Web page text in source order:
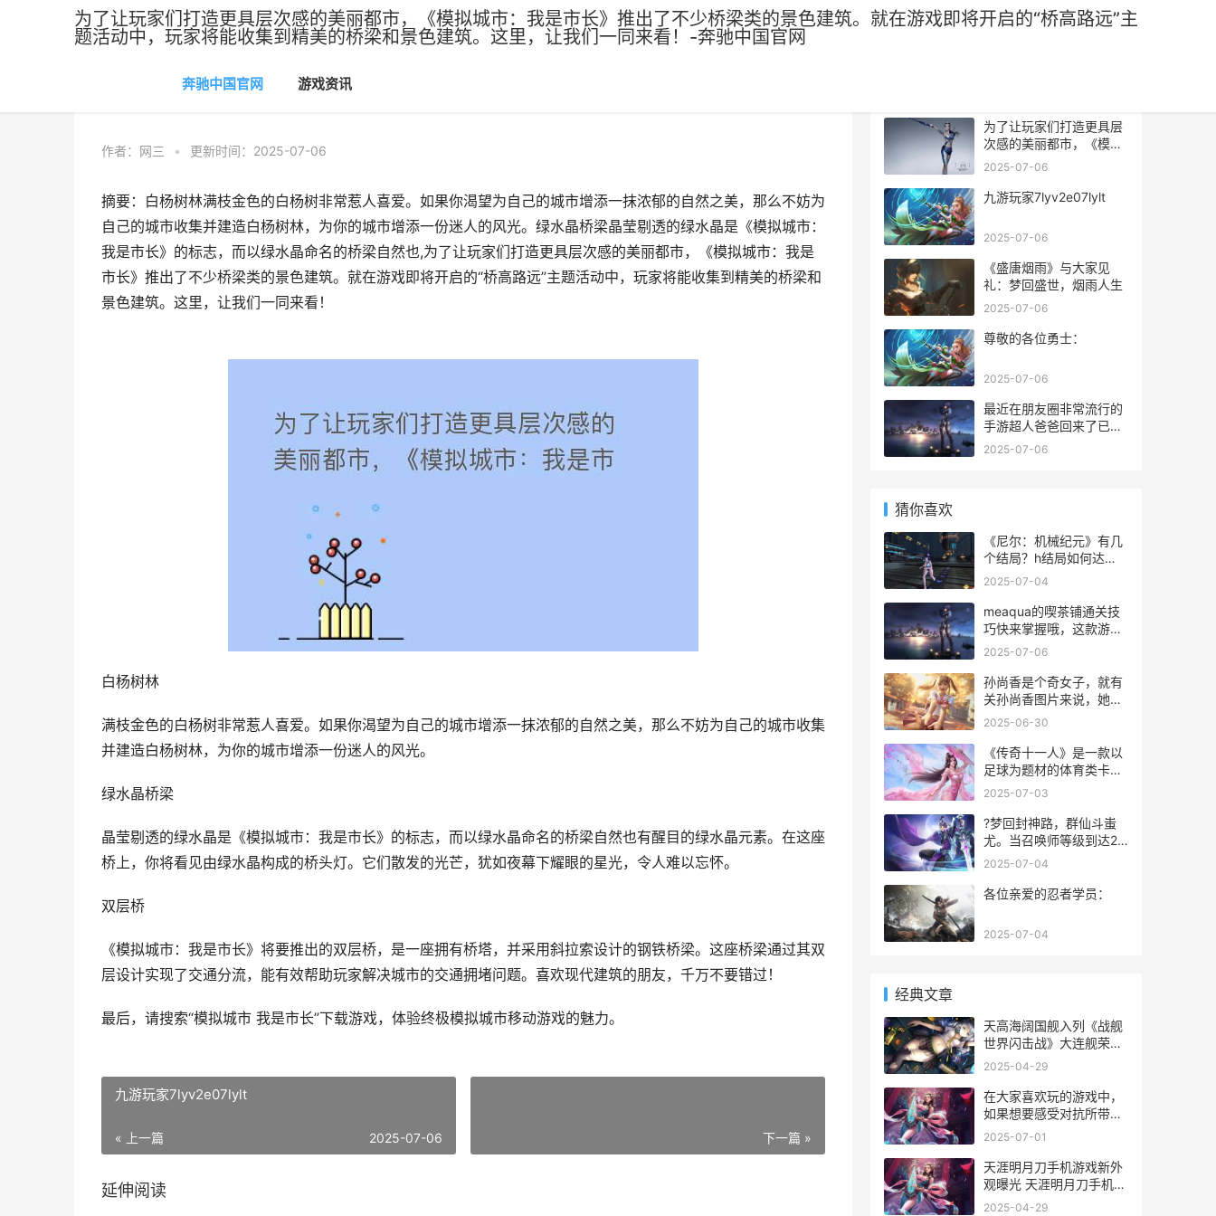
为了让玩家们打造更具层次感的美丽都市，《模拟城市：我是市长》推出了不少桥梁类的景色建筑。就在游戏即将开启的“桥高路远”主
题活动中，玩家将能收集到精美的桥梁和景色建筑。这里，让我们一同来看！-奔驰中国官网
奔驰中国官网 游戏资讯
奔驰中国官网>游戏资讯
作者： 网三 • 更新时间：2025-07-06
摘要：白杨树林满枝金色的白杨树非常惹人喜爱。如果你渴望为自己的城市增添一抹浓郁的自然之美，那么不妨为
自己的城市收集并建造白杨树林，为你的城市增添一份迷人的风光。绿水晶桥梁晶莹剔透的绿水晶是《模拟城市：
我是市长》的标志，而以绿水晶命名的桥梁自然也,为了让玩家们打造更具层次感的美丽都市，《模拟城市：我是
市长》推出了不少桥梁类的景色建筑。就在游戏即将开启的“桥高路远”主题活动中，玩家将能收集到精美的桥梁和
景色建筑。这里，让我们一同来看！
白杨树林
满枝金色的白杨树非常惹人喜爱。如果你渴望为自己的城市增添一抹浓郁的自然之美，那么不妨为自己的城市收集
并建造白杨树林，为你的城市增添一份迷人的风光。
绿水晶桥梁
晶莹剔透的绿水晶是《模拟城市：我是市长》的标志，而以绿水晶命名的桥梁自然也有醒目的绿水晶元素。在这座
桥上，你将看见由绿水晶构成的桥头灯。它们散发的光芒，犹如夜幕下耀眼的星光，令人难以忘怀。
双层桥
《模拟城市：我是市长》将要推出的双层桥，是一座拥有桥塔，并采用斜拉索设计的钢铁桥梁。这座桥梁通过其双
层设计实现了交通分流，能有效帮助玩家解决城市的交通拥堵问题。喜欢现代建筑的朋友，千万不要错过！
最后，请搜索“模拟城市 我是市长”下载游戏，体验终极模拟城市移动游戏的魅力。
九游玩家7lyv2e07lylt
« 上一篇 2025-07-06 下一篇 »
延伸阅读
为了让玩家们打造更具层
次感的美丽都市，《模拟
城市：我是市长》推出了
就在游戏即将开启的“桥高
色建筑。这里，让我们一
同来看！
2025-07-06
九游玩家7lyv2e07lylt
2025-07-06
《盛唐烟雨》与大家见
礼：梦回盛世，烟雨人生
2025-07-06
尊敬的各位勇士：
2025-07-06
最近在朋友圈非常流行的
手游超人爸爸回来了已经
开放下载了，不过不少玩
款手游呢？小编现在就推
荐
2025-07-06
猜你喜欢
《尼尔：机械纪元》有几
个结局？h结局如何达
成？游戏中关于结局的有
达成9s结局、达成a2结局
以及达成全结局，今天小
机械纪元》h结局达成方
法详解，一起来看看吧
2025-07-04
meaqua的喫茶铺通关技
巧快来掌握哦，这款游戏
中加入了很有趣的解密玩
过关吧，本站九游大大给
大家准备了详细攻略内
关！
2025-07-06
孙尚香是个奇女子，就有
关孙尚香图片来说，她容
貌奇佳，眼灿若星辰，眉
樱桃小口，实属难得的美
人。
2025-06-30
《传奇十一人》是一款以
足球为题材的体育类卡牌
游戏，画面表现相当精
官方android和ios版本。
游戏玩法整体借鉴了足球
版本的游戏中，随着玩家
等级的成长，可以
2025-07-03
?梦回封神路，群仙斗蚩
尤。当召唤师等级到达22
级，即可参与蚩尤复生玩
人共同与蚩尤战斗，根据
本次活动中的排名进行发
2025-07-04
各位亲爱的忍者学员：
2025-07-04
经典文章
天高海阔国舰入列《战舰
世界闪击战》大连舰荣耀
登场 天高海阔怎么读
2025-04-29
在大家喜欢玩的游戏中，
如果想要感受对抗所带来
的紧张刺激感可选择wwe
以展开摔跤的。那么wwe
单机游戏在哪里下载呢？
2025-07-01
天涯明月刀手机游戏新外
观曝光 天涯明月刀手机壁
纸 超高清
2025-04-29